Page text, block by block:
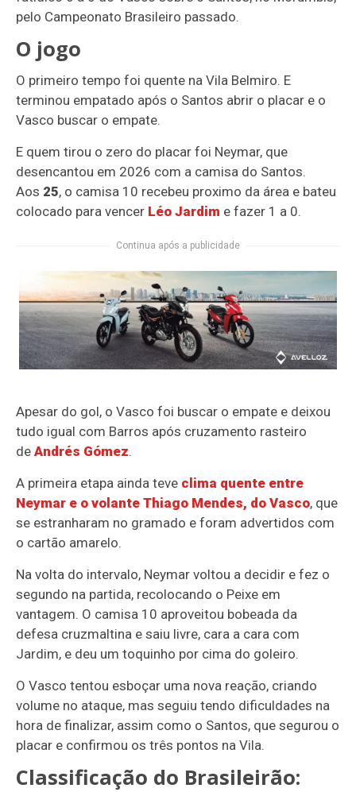
pelo Campeonato Brasileiro passado.
O jogo
O primeiro tempo foi quente na Vila Belmiro. E
terminou empatado após o Santos abrir o placar e o
Vasco buscar o empate.
E quem tirou o zero do placar foi Neymar, que
desencantou em 2026 com a camisa do Santos.
Aos 25, o camisa 10 recebeu proximo da área e bateu
colocado para vencer Léo Jardim e fazer 1 a 0.
Continua após a publicidade
Apesar do gol, o Vasco foi buscar o empate e deixou
tudo igual com Barros após cruzamento rasteiro
deAndrés Gómez.
A primeira etapa ainda teve clima quente entre
Neymar e o volante Thiago Mendes, do Vasco, que
se estranharam no gramado e foram advertidos com
o cartão amarelo.
Na volta do intervalo, Neymar voltou a decidir e fez o
segundo na partida, recolocando o Peixe em
vantagem. O camisa 10 aproveitou bobeada da
defesa cruzmaltina e saiu livre, cara a cara com
Jardim, e deu um toquinho por cima do goleiro.
O Vasco tentou esboçar uma nova reação, criando
volume no ataque, mas seguiu tendo dificuldades na
hora de finalizar, assim como o Santos, que segurou o
placar e confirmou os três pontos na Vila.
Classificação do Brasileirão: